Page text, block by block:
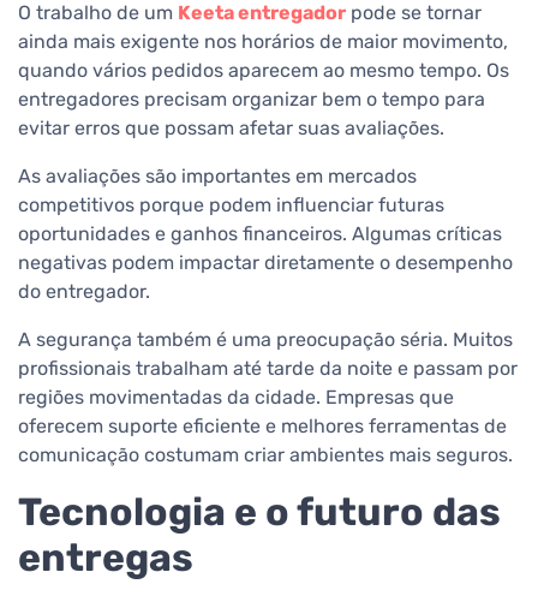
O trabalho de um Keeta entregador pode se tornar
ainda mais exigente nos horários de maior movimento,
quando vários pedidos aparecem ao mesmo tempo. Os
entregadores precisam organizar bem o tempo para
evitar erros que possam afetar suas avaliações.
As avaliações são importantes em mercados
competitivos porque podem influenciar futuras
oportunidades e ganhos financeiros. Algumas críticas
negativas podem impactar diretamente o desempenho
do entregador.
A segurança também é uma preocupação séria. Muitos
profissionais trabalham até tarde da noite e passam por
regiões movimentadas da cidade. Empresas que
oferecem suporte eficiente e melhores ferramentas de
comunicação costumam criar ambientes mais seguros.
Tecnologia e o futuro das
entregas